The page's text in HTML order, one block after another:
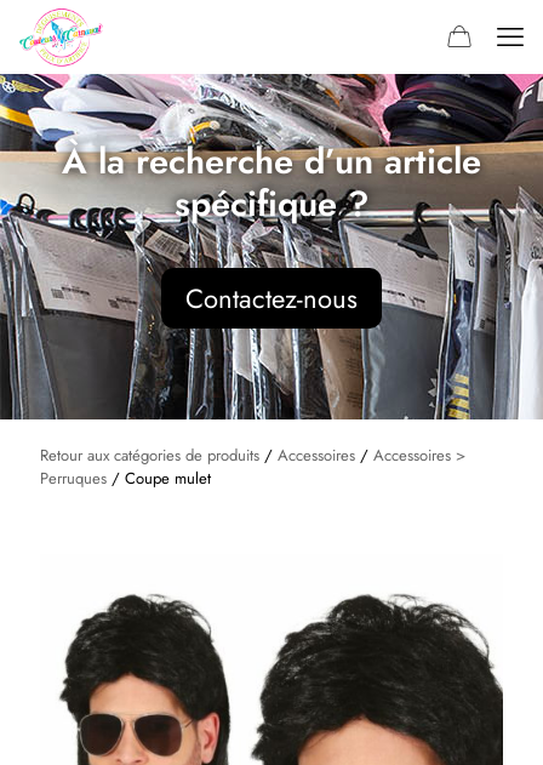
À la recherche d’un article
spécifique ?
Contactez-nous
Retour aux catégories de produits / Accessoires / Accessoires >
Perruques / Coupe mulet